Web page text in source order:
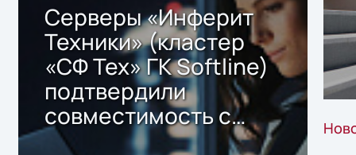
Серверы «Инферит
Техники» (кластер
«СФ Тех» ГК Softline)
подтвердили
совместимость с
решением Sharx